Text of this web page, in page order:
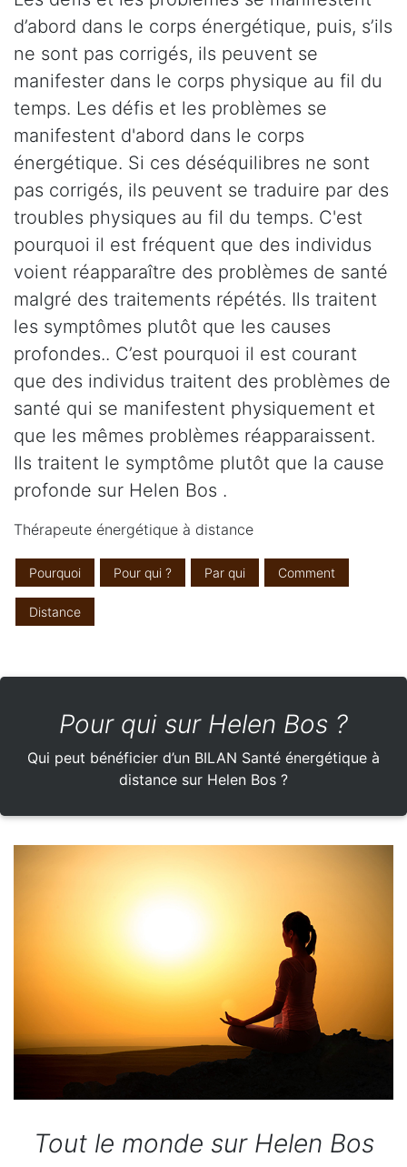
d’abord dans le corps énergétique, puis, s’ils
ne sont pas corrigés, ils peuvent se
manifester dans le corps physique au fil du
temps. Les défis et les problèmes se
manifestent d'abord dans le corps
énergétique. Si ces déséquilibres ne sont
pas corrigés, ils peuvent se traduire par des
troubles physiques au fil du temps. C'est
pourquoi il est fréquent que des individus
voient réapparaître des problèmes de santé
malgré des traitements répétés. Ils traitent
les symptômes plutôt que les causes
profondes.. C’est pourquoi il est courant
que des individus traitent des problèmes de
santé qui se manifestent physiquement et
que les mêmes problèmes réapparaissent.
Ils traitent le symptôme plutôt que la cause
profonde sur Helen Bos .
Thérapeute énergétique à distance
Pourquoi Pour qui ? Par qui Comment
Distance
Pour qui sur Helen Bos ?
Qui peut bénéficier d’un BILAN Santé énergétique à
distance sur Helen Bos ?
Tout le monde sur Helen Bos